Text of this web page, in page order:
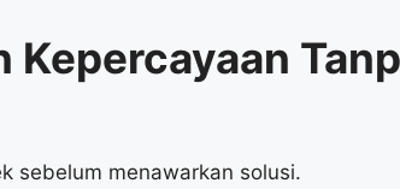
sebelum menawarkan solusi.